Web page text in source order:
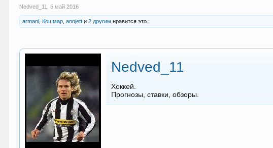
Nedved_11 6 май 2016
armani Кошмар ,annjett и2 другим нравится это.
Nedved_11
Хоккей.
Прогнозы, ставки, обзоры.